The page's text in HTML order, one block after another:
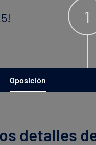
1
Oposición
detalles